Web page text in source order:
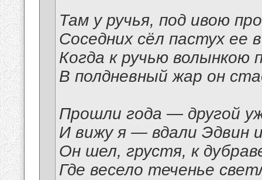
Там у ручья, под ивою
Соседних сёл пастух ее
Когда к ручью волынкою
В полдневный жар он
Прошли года — другой
И вижу я — вдали Эдвин
Он шел, грустя, к
Где весело теченье